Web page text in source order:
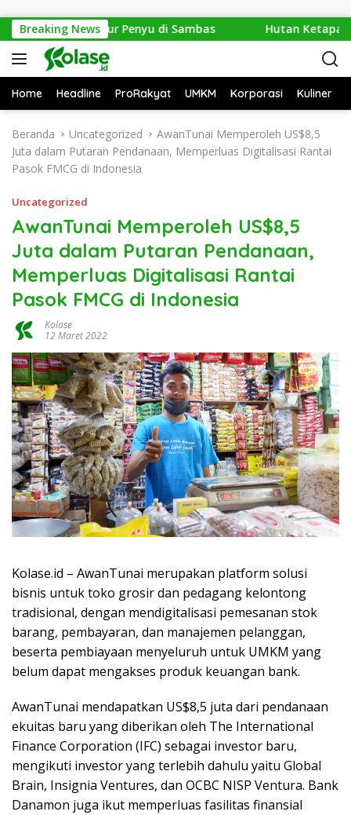
Breaking News
1.286 Telur Penyu di Sambas Hutan Ketapang
Home Headline ProRakyat UMKM Korporasi Kuliner
Beranda Uncategorized
AwanTunai Memperoleh US$8,5
Juta dalam Putaran Pendanaan, Memperluas Digitalisasi Rantai
Pasok FMCG di Indonesia
Uncategorized
AwanTunai Memperoleh US$8,5
Juta dalam Putaran Pendanaan,
Memperluas Digitalisasi Rantai
Pasok FMCG di Indonesia
Kolase
12 Maret 2022
Kolase.id – AwanTunai merupakan platform solusi
bisnis untuk toko grosir dan pedagang kelontong
tradisional, dengan mendigitalisasi pemesanan stok
barang, pembayaran, dan manajemen pelanggan,
beserta pembiayaan menyeluruh untuk UMKM yang
belum dapat mengakses produk keuangan bank.
AwanTunai mendapatkan US$8,5 juta dari pendanaan
ekuitas baru yang diberikan oleh The International
Finance Corporation (IFC) sebagai investor baru,
mengikuti investor yang terlebih dahulu yaitu Global
Brain, Insignia Ventures, dan OCBC NISP Ventura. Bank
Danamon juga ikut memperluas fasilitas finansial